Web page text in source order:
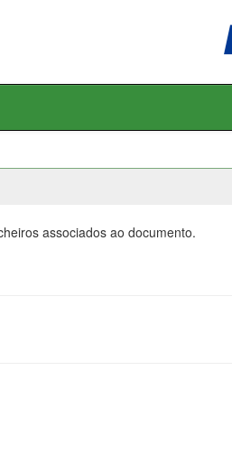
associados ao documento.